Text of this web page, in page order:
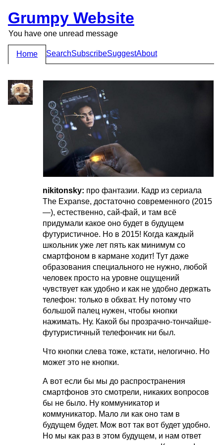
Grumpy Website
You have one unread message
Home SearchSubscribeSuggestAbout
nikitonsky: про фантазии. Кадр из сериала
The Expanse, достаточно современного (2015
—), естественно, сай-фай, и там всё
придумали какое оно будет в будущем
футуристичное. Но в 2015! Когда каждый
школьник уже лет пять как минимум со
смартфоном в кармане ходит! Тут даже
образования специального не нужно, любой
человек просто на уровне ощущений
чувствует как удобно и как не удобно держать
телефон: только в обхват. Ну потому что
большой палец нужен, чтобы кнопки
нажимать. Ну. Какой бы прозрачно-тончайше-
футуристичный телефончик ни был.
Что кнопки слева тоже, кстати, нелогично. Но
может это не кнопки.
А вот если бы мы до распространения
смартфонов это смотрели, никаких вопросов
бы не было. Ну коммуникатор и
коммуникатор. Мало ли как оно там в
будущем будет. Мож вот так вот будет удобно.
Но мы как раз в этом будущем, и нам ответ